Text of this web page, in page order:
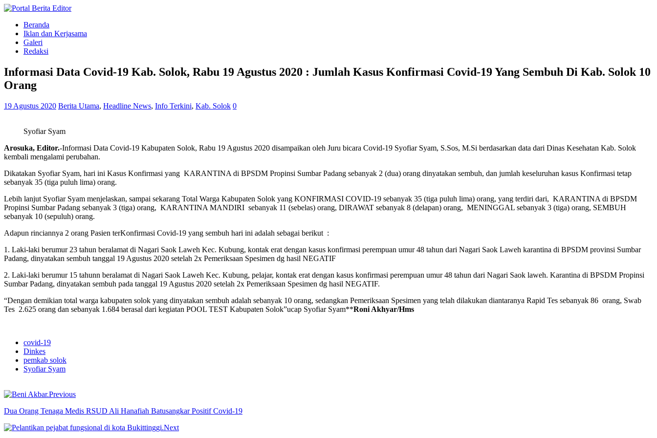
Beranda
Iklan dan Kerjasama
Galeri
Redaksi
Informasi Data Covid-19 Kab. Solok, Rabu 19 Agustus 2020 : Jumlah Kasus Konfirmasi Covid-19 Yang Sembuh Di Kab. Solok 10
Orang
19 Agustus 2020 Berita Utama, Headline News, Info Terkini, Kab. Solok 0
Syofiar Syam
Arosuka, Editor.-Informasi Data Covid-19 Kabupaten Solok, Rabu 19 Agustus 2020 disampaikan oleh Juru bicara Covid-19 Syofiar Syam, S.Sos, M.Si berdasarkan data dari Dinas Kesehatan Kab. Solok
kembali mengalami perubahan.
Dikatakan Syofiar Syam, hari ini Kasus Konfirmasi yang KARANTINA di BPSDM Propinsi Sumbar Padang sebanyak 2 (dua) orang dinyatakan sembuh, dan jumlah keseluruhan kasus Konfirmasi tetap
sebanyak 35 (tiga puluh lima) orang.
Lebih lanjut Syofiar Syam menjelaskan, sampai sekarang Total Warga Kabupaten Solok yang KONFIRMASI COVID-19 sebanyak 35 (tiga puluh lima) orang, yang terdiri dari, KARANTINA di BPSDM
Propinsi Sumbar Padang sebanyak 3 (tiga) orang, KARANTINA MANDIRI sebanyak 11 (sebelas) orang, DIRAWAT sebanyak 8 (delapan) orang, MENINGGAL sebanyak 3 (tiga) orang, SEMBUH
sebanyak 10 (sepuluh) orang.
Adapun rinciannya 2 orang Pasien terKonfirmasi Covid-19 yang sembuh hari ini adalah sebagai berikut :
1. Laki-laki berumur 23 tahun beralamat di Nagari Saok Laweh Kec. Kubung, kontak erat dengan kasus konfirmasi perempuan umur 48 tahun dari Nagari Saok Laweh karantina di BPSDM provinsi Sumbar
Padang, dinyatakan sembuh tanggal 19 Agustus 2020 setelah 2x Pemeriksaan Spesimen dg hasil NEGATIF
2. Laki-laki berumur 15 tahunn beralamat di Nagari Saok Laweh Kec. Kubung, pelajar, kontak erat dengan kasus konfirmasi perempuan umur 48 tahun dari Nagari Saok laweh. Karantina di BPSDM Propinsi
Sumbar Padang, dinyatakan sembuh pada tanggal 19 Agustus 2020 setelah 2x Pemeriksaan Spesimen dg hasil NEGATIF.
“Dengan demikian total warga kabupaten solok yang dinyatakan sembuh adalah sebanyak 10 orang, sedangkan Pemeriksaan Spesimen yang telah dilakukan diantaranya Rapid Tes sebanyak 86 orang, Swab
Tes 2.625 orang dan sebanyak 1.684 berasal dari kegiatan POOL TEST Kabupaten Solok”ucap Syofiar Syam**Roni Akhyar/Hms
covid-19
Dinkes
pemkab solok
Syofiar Syam
Previous
Dua Orang Tenaga Medis RSUD Ali Hanafiah Batusangkar Positif Covid-19
Next